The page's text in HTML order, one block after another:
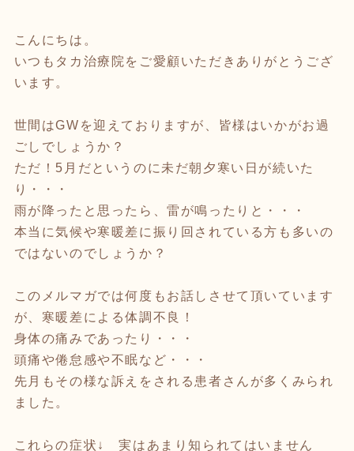
こんにちは。
いつもタカ治療院をご愛顧いただきありがとうござ
います。
世間はGWを迎えておりますが、皆様はいかがお過
ごしでしょうか？
ただ！5月だというのに未だ朝夕寒い日が続いた
り・・・
雨が降ったと思ったら、雷が鳴ったりと・・・
本当に気候や寒暖差に振り回されている方も多いの
ではないのでしょうか？
このメルマガでは何度もお話しさせて頂いています
が、寒暖差による体調不良！
身体の痛みであったり・・・
頭痛や倦怠感や不眠など・・・
先月もその様な訴えをされる患者さんが多くみられ
ました。
これらの症状↓ 実はあまり知られてはいません